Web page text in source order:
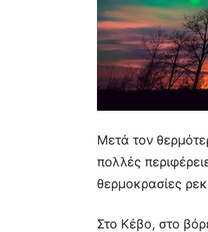
Μετά τον
πολλές
θερμοκρασίες
Στο Κέβο, στο